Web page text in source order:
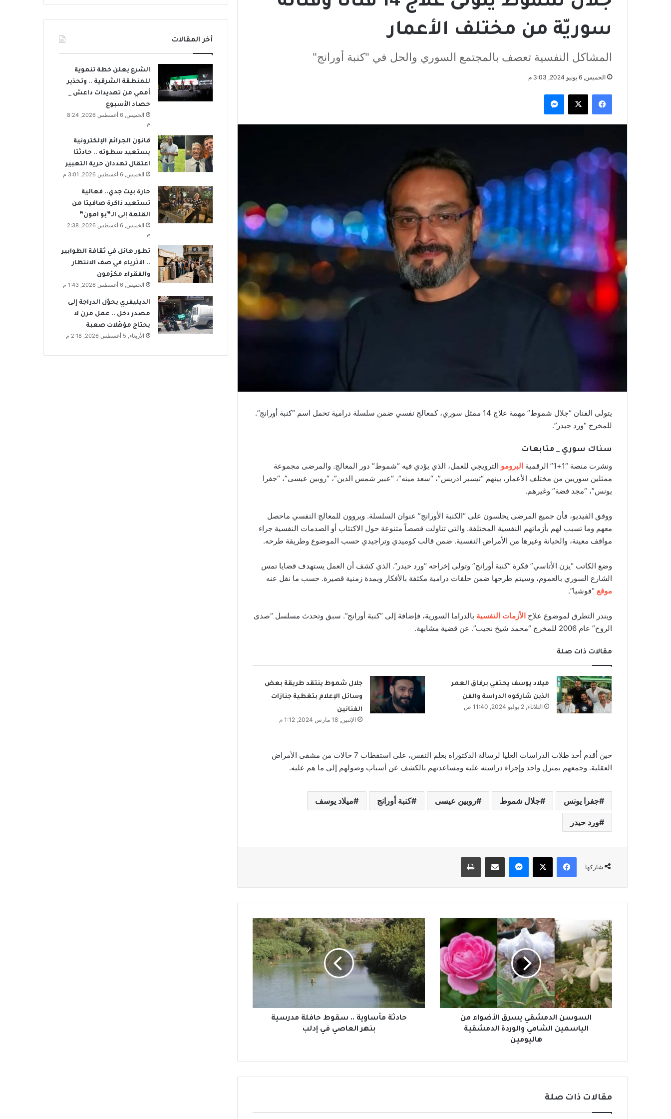
سوريّة من مختلف الأعمار
المشاكل النفسية تعصف بالمجتمع السوري والحل في "كنبة أورانج"
الخميس, 6 يونيو 2024, 3:03 م
فيسبوك
يتولى الفنان “جلال شموط” مهمة علاج 14 ممثل سوري، كمعالج نفسي ضمن سلسلة درامية تحمل اسم “كنبة أورانج”.
للمخرج “ورد حيدر”.
سناك سوري _ متابعات
ونشرت منصة “1+1” الرقمية البرومو الترويجي للعمل، الذي يؤدي فيه “شموط” دور المعالج. والمرضى مجموعة
ممثلين سوريين من مختلف الأعمار، بينهم “تيسير ادريس”، “سعد مينه”، “عبير شمس الدين”، “روبين عيسى”، “جفرا
يونس”، “مجد فضة” وغيرهم.
ووفق الفيديو، فأن جميع المرضى يجلسون على “الكنبة الأورانج” عنوان السلسلة. ويروون للمعالج النفسي ماحصل
معهم وما تسبب لهم بأزماتهم النفسية المختلفة. والتي تناولت قصصاً متنوعة حول الاكتئاب أو الصدمات النفسية جراء
مواقف معينة، والخيانة وغيرها من الأمراض النفسية. ضمن قالب كوميدي وتراجيدي حسب الموضوع وطريقة طرحه.
وضع الكاتب “يزن الأتاسي” فكرة “كنبة أورانج” وتولى إخراجه “ورد حيدر”. الذي كشف أن العمل يستهدف قضايا تمس
الشارع السوري بالعموم، وسيتم طرحها ضمن حلقات درامية مكثفة بالأفكار وبمدة زمنية قصيرة. حسب ما نقل عنه
موقع “فوشيا”.
ويندر التطرق لموضوع علاج الأزمات النفسية بالدراما السورية، فإضافة إلى “كنبة أورانج”. سبق وتحدث مسلسل “صدى
الروح” عام 2006 للمخرج “محمد شيخ نجيب”. عن قضية مشابهة.
مقالات ذات صلة
ميلاد يوسف يحتفي برفاق العمر
الذين شاركوه الدراسة والفن
الثلاثاء, 2 يوليو 2024, 11:40 ص
جلال شموط ينتقد طريقة بعض
وسائل الإعلام بتغطية جنازات
الفنانين
الإثنين, 18 مارس 2024, 1:12 م
حين أقدم أحد طلاب الدراسات العليا لرسالة الدكتوراه بعلم النفس، على استقطاب 7 حالات من مشفى الأمراض
العقلية. وجمعهم بمنزل واحد وإجراء دراسته عليه ومساعدتهم بالكشف عن أسباب وصولهم إلى ما هم عليه.
جفرا يونس جلال شموط روبين عيسى كنبة أورانج ميلاد يوسف
ورد حيدر
شاركها
فيسبوك
ا
ل
س
و
س
ا
ل
د
ي
ا
ل
السوسن الدمشقي يسرق الأضواء من
الياسمين الشامي والوردة الدمشقية
هاليومين
ح
ا
د
ث
ة
م
ا
.
ح
حادثة مأساوية .. سقوط حافلة مدرسية
بنهر العاصي في إدلب
مقالات ذات صلة
أخر المقالات
الشرع يعلن خطة تنموية
للمنطقة الشرقية .. وتحذير
أممي من تهديدات داعش _
حصاد الأسبوع
الخميس, 6 أغسطس 2026, 8:24
م
قانون الجرائم الإلكترونية
يستعيد سطوته .. حادثتا
اعتقال تهددان حرية التعبير
الخميس, 6 أغسطس 2026, 3:01 م
حارة بيت جدي.. فعالية
تستعيد ذاكرة صافيتا من
القلعة إلى الـ”بو آمون”
الخميس, 6 أغسطس 2026, 2:38
م
تطور هائل في ثقافة الطوابير
.. الأثرياء في صف الانتظار
والفقراء مكرّمون
الخميس, 6 أغسطس 2026, 1:43 م
الديليفري يحوّل الدراجة إلى
مصدر دخل .. عمل مرن لا
يحتاج مؤهّلات صعبة
الأربعاء, 5 أغسطس 2026, 2:18 م